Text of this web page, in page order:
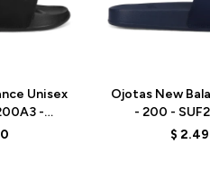
Unisex
-
Ojotas New
- 200 -
NAVY/GREY
$